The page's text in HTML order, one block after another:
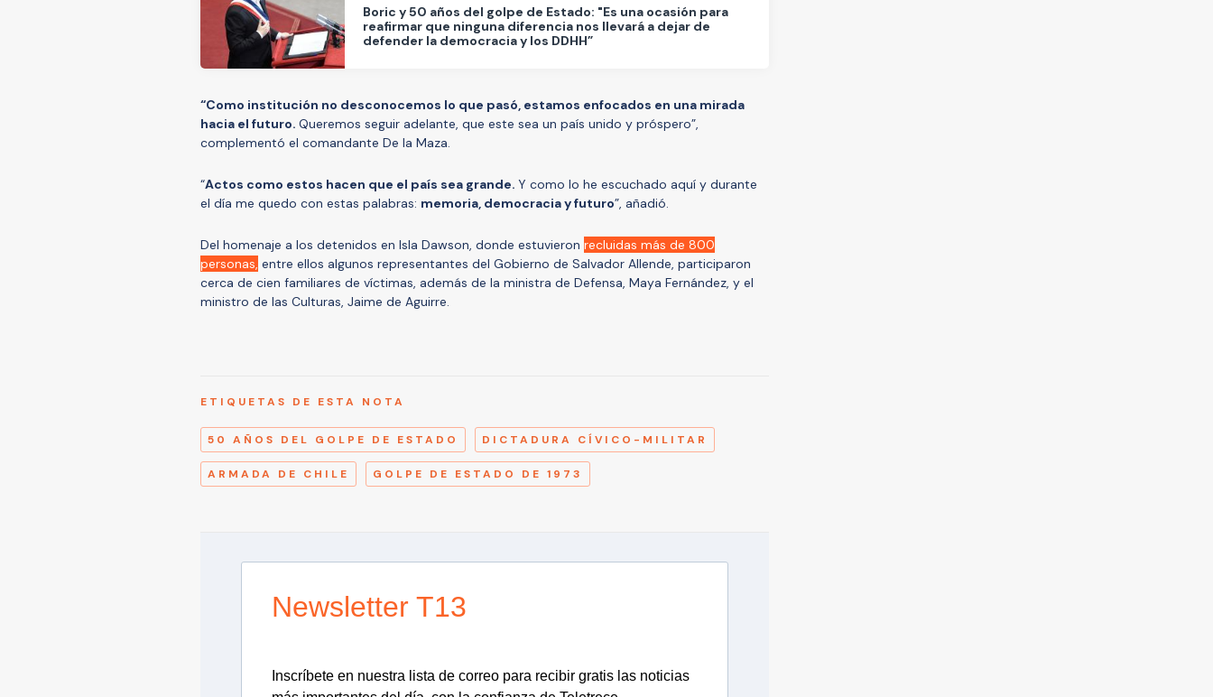
Boric y 50 años del golpe de Estado: "Es una ocasión para
reafirmar que ninguna diferencia nos llevará a dejar de
defender la democracia y los DDHH”
“Como institución no desconocemos lo que pasó, estamos enfocados en una mirada
hacia el futuro. Queremos seguir adelante, que este sea un país unido y próspero”,
complementó el comandante De la Maza.
“Actos como estos hacen que el país sea grande. Y como lo he escuchado aquí y durante
el día me quedo con estas palabras: memoria, democracia y futuro”, añadió.
Del homenaje a los detenidos en Isla Dawson, donde estuvieron recluidas más de 800
personas, entre ellos algunos representantes del Gobierno de Salvador Allende, participaron
cerca de cien familiares de víctimas, además de la ministra de Defensa, Maya Fernández, y el
ministro de las Culturas, Jaime de Aguirre.
ETIQUETAS DE ESTA NOTA
50 AÑOS DEL GOLPE DE ESTADO DICTADURA CÍVICO-MILITAR
ARMADA DE CHILE GOLPE DE ESTADO DE 1973
Newsletter T13
Inscríbete en nuestra lista de correo para recibir gratis las noticias